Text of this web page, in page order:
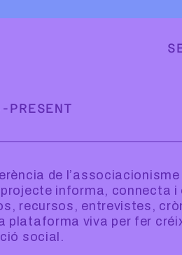
-PRESENT
de l’associacionisme
informa, connecta i
recursos, entrevistes,
plataforma viva per fer
social.